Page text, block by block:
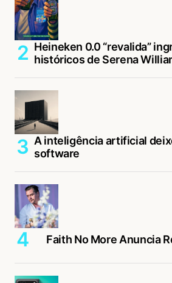
Heineken 0.0 “revalida”
históricos de Serena
A inteligência artificial
software
Faith No More Anuncia